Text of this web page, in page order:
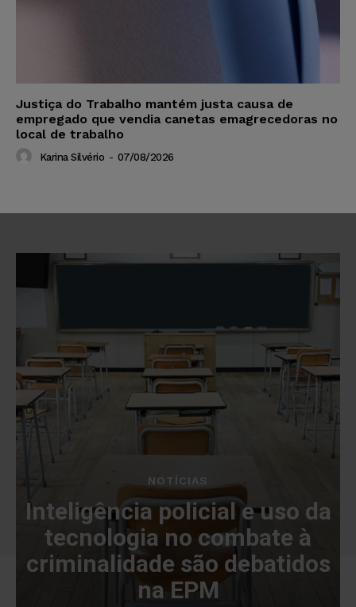
Justiça do Trabalho mantém justa causa de
empregado que vendia canetas emagrecedoras no
local de trabalho
Karina Silvério - 07/08/2026